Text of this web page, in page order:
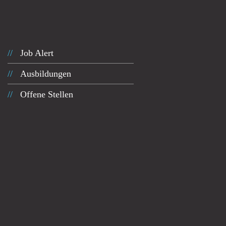
Job Alert
Ausbildungen
Offene Stellen